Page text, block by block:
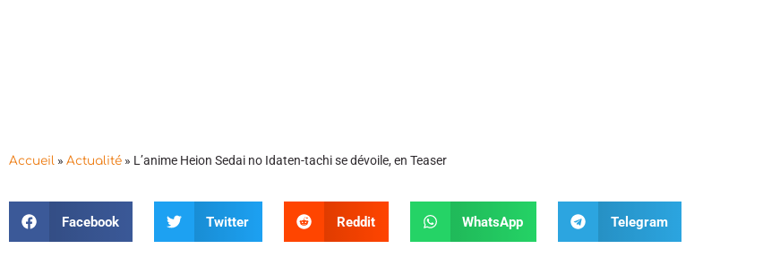
Accueil » Actualité » L’anime Heion Sedai no Idaten-tachi se dévoile, en Teaser
Facebook Twitter Reddit WhatsApp Telegram